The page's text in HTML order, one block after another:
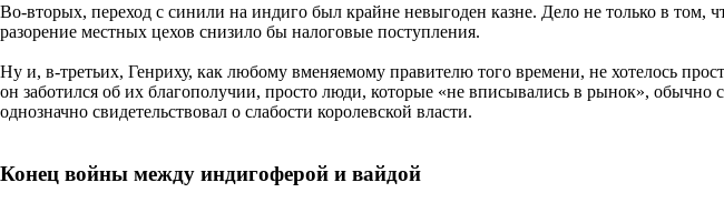
Во-вторых, переход с синили на индиго был крайне невыгоден казне. Дело не только в
разорение местных цехов снизило бы налоговые поступления.
Ну и, в-третьих, Генриху, как любому вменяемому правителю того времени, не хотелось
он заботился об их благополучии, просто люди, которые «не вписывались в рынок»,
однозначно свидетельствовал о слабости королевской власти.
Конец войны между индигоферой и вайдой